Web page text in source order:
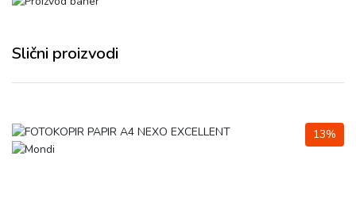
Slični proizvodi
13%